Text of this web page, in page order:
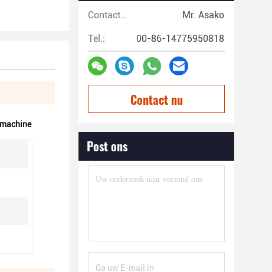
Contacten: Mr. Asako
Tel.: 00-86-14775950818
Contact nu
Post ons